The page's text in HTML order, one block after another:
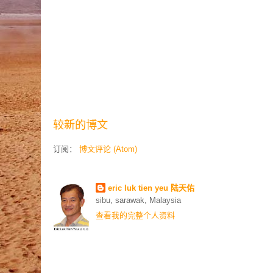
较新的博文
订阅： 博文评论 (Atom)
eric luk tien yeu 陆天佑
sibu, sarawak, Malaysia
查看我的完整个人资料